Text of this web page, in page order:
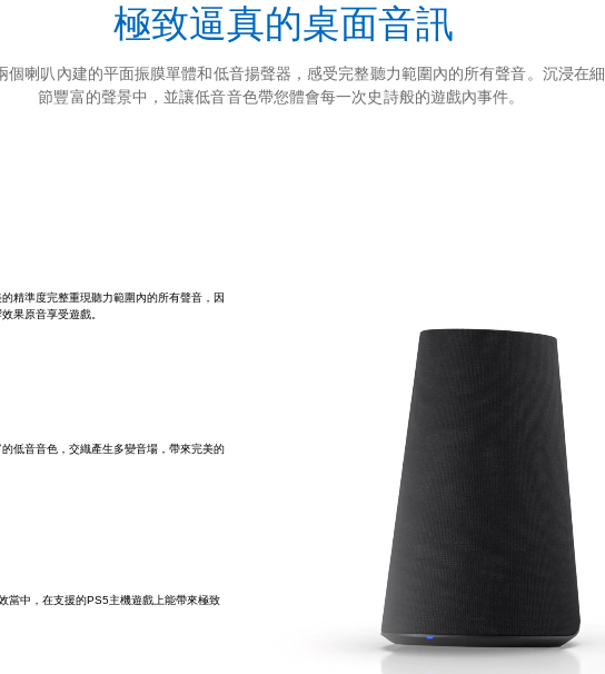
極致逼真的桌面音訊
個喇叭內建的平面振膜單體和低音揚聲器，感受完整聽力範圍內的所有聲音。沉浸在細
節豐富的聲景中，並讓低音音色帶您體會每一次史詩般的遊戲內事件。
精準度完整重現聽力範圍內的所有聲音，因
果原音享受遊戲。
低音音色，交織產生多變音場，帶來完美的
當中，在支援的PS5主機遊戲上能帶來極致